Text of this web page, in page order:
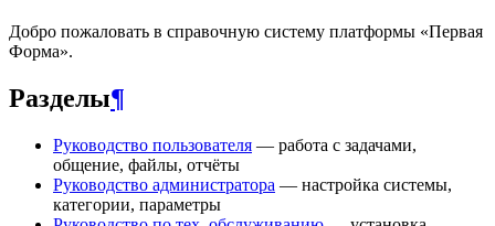
Добро пожаловать в справочную систему платформы «Первая
Форма».
Разделы¶
Руководство пользователя — работа с задачами,
общение, файлы, отчёты
Руководство администратора — настройка системы,
категории, параметры